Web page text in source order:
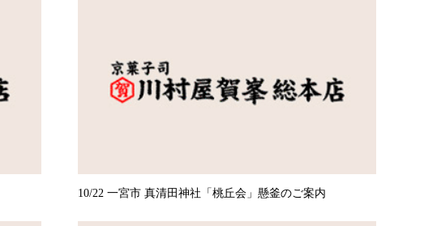
10/22 一宮市 真清田神社「桃丘会」懸釜のご案内